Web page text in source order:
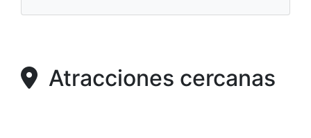
Atracciones cercanas